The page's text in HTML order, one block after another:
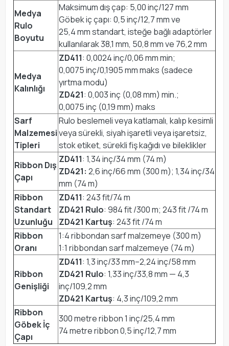
Medya
Rulo
Boyutu
Maksimum dış çap: 5,00 inç/127 mm
Göbek iç çapı: 0,5 inç/12,7 mm ve
25,4 mm standart, isteğe bağlı adaptörler
kullanılarak 38,1 mm, 50,8 mm ve 76,2 mm
Medya
Kalınlığı
ZD411: 0,0024 inç/0,06 mm min;
0,0075 inç/0,1905 mm maks (sadece
yırtma modu)
ZD421: 0,003 inç (0,08 mm) min.;
0,0075 inç (0,19 mm) maks
Sarf
Malzemesi
Tipleri
Rulo beslemeli veya katlamalı, kalıp kesimli
veya sürekli, siyah işaretli veya işaretsiz,
stok etiket, sürekli fiş kağıdı ve bileklikler
Ribbon Dış
Çapı
ZD411: 1,34 inç/34 mm (74 m)
ZD421: 2,6 inç/66 mm (300 m); 1,34 inç/34
mm (74 m)
Ribbon
Standart
Uzunluğu
ZD411: 243 fit/74 m
ZD421 Rulo: 984 fit /300 m; 243 fit /74 m
ZD421 Kartuş: 243 fit /74 m
Ribbon
Oranı
1:4 ribbondan sarf malzemeye (300 m)
1:1 ribbondan sarf malzemeye (74 m)
Ribbon
Genişliği
ZD411: 1,3 inç/33 mm–2,24 inç/58 mm
ZD421 Rulo: 1,33 inç/33,8 mm — 4,3
inç/109,2 mm
ZD421 Kartuş: 4,3 inç/109,2 mm
Ribbon
Göbek İç
Çapı
300 metre ribbon 1 inç/25,4 mm
74 metre ribbon 0,5 inç/12,7 mm